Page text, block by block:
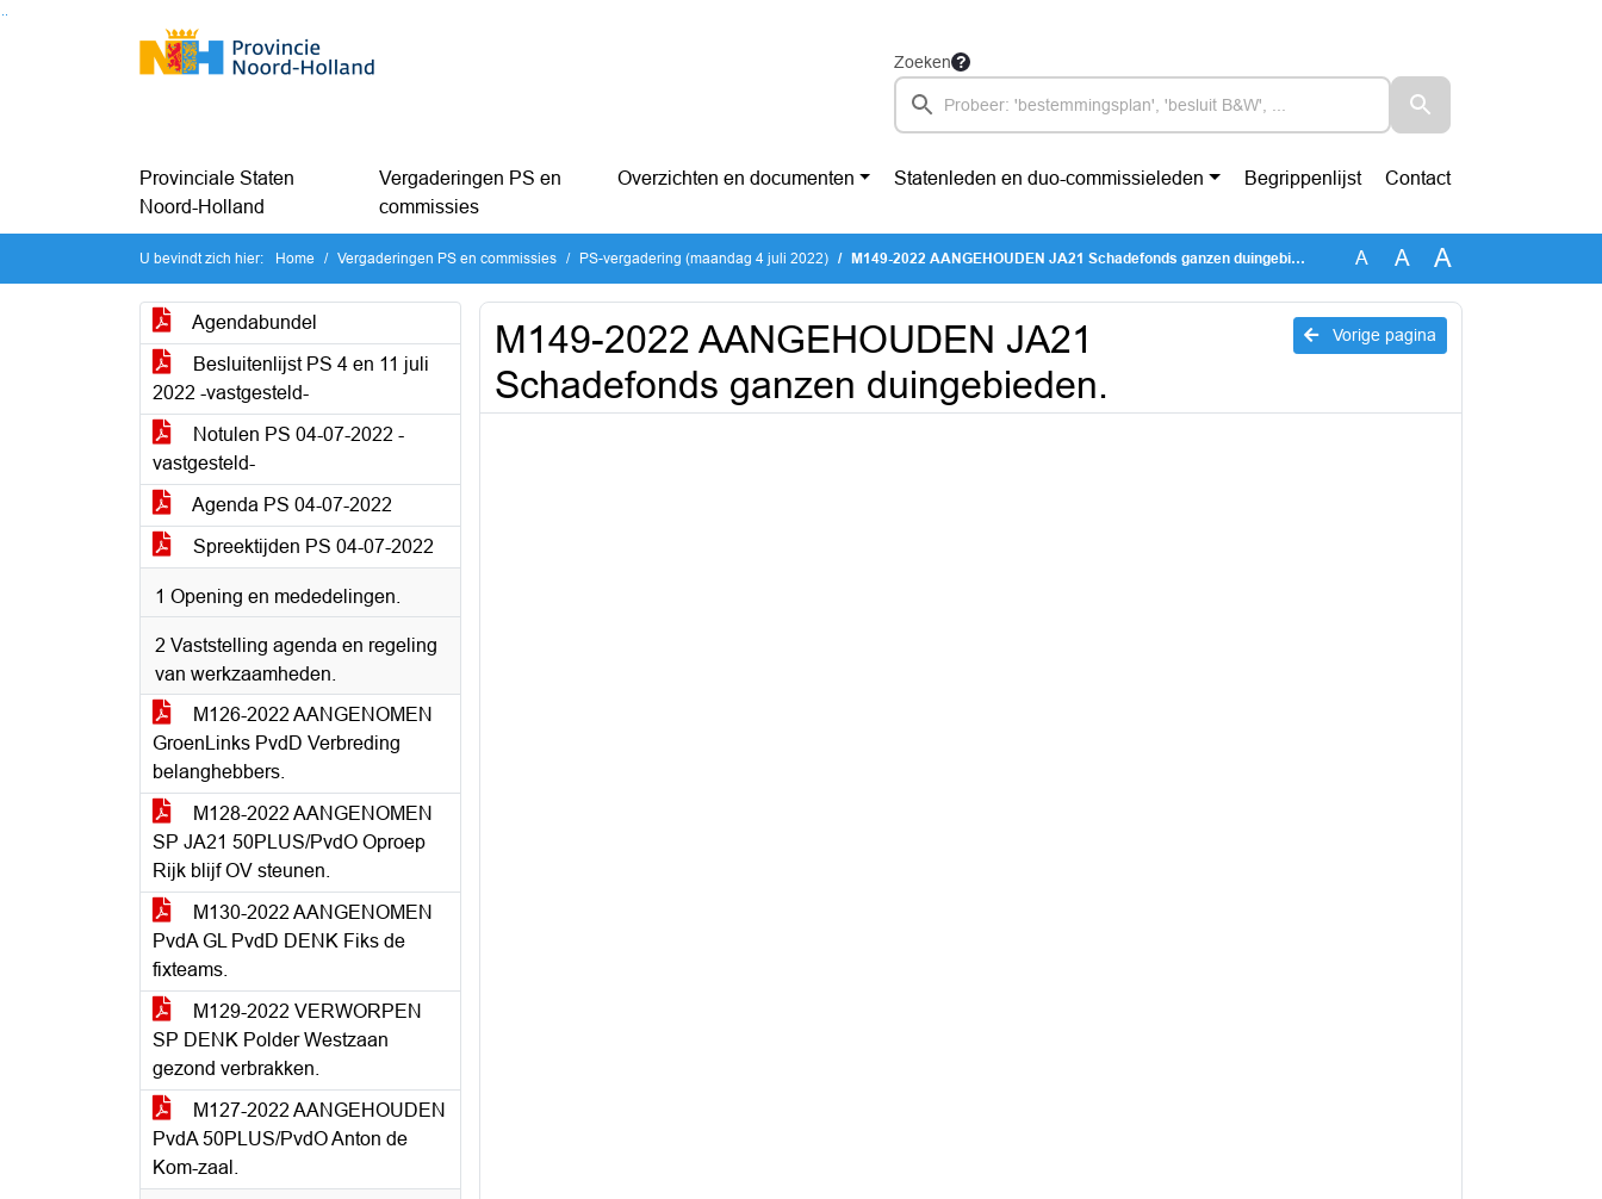
Ga naar de inhoud van deze pagina
Ga naar het zoeken
Zoeken
Provinciale Staten
Noord-Holland
Vergaderingen PS en
commissies
Overzichten en documenten Statenleden en duo-commissieleden Begrippenlijst Contact
U bevindt zich hier: Home Vergaderingen PS en commissies PS-vergadering (maandag 4 juli 2022) M149-2022 AANGEHOUDEN JA21 Schadefonds ganzen duingebieden. A A A
Agendabundel
Besluitenlijst PS 4 en 11 juli
2022 -vastgesteld-
Notulen PS 04-07-2022 -
vastgesteld-
Agenda PS 04-07-2022
Spreektijden PS 04-07-2022
1 Opening en mededelingen.
2 Vaststelling agenda en regeling
van werkzaamheden.
M126-2022 AANGENOMEN
GroenLinks PvdD Verbreding
belanghebbers.
M128-2022 AANGENOMEN
SP JA21 50PLUS/PvdO Oproep
Rijk blijf OV steunen.
M130-2022 AANGENOMEN
PvdA GL PvdD DENK Fiks de
fixteams.
M129-2022 VERWORPEN
SP DENK Polder Westzaan
gezond verbrakken.
M127-2022 AANGEHOUDEN
PvdA 50PLUS/PvdO Anton de
Kom-zaal.
Vorige pagina
M149-2022 AANGEHOUDEN JA21
Schadefonds ganzen duingebieden.